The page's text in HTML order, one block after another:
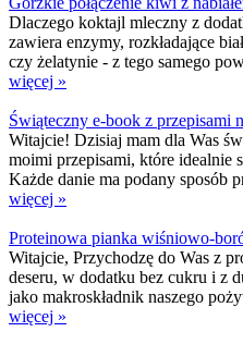
Dlaczego koktajl mleczny z
zawiera enzymy, rozkładające
czy żelatynie - z tego samego
więcej »
Świąteczny e-book z przepisami
Witajcie! Dzisiaj mam dla Was
moimi przepisami, które idealnie
Każde danie ma podany sposób
więcej »
Proteinowa pianka wiśniowo-
Witajcie, Przychodzę do Was z
deseru, w dodatku bez cukru i z
jako makroskładnik naszego
więcej »